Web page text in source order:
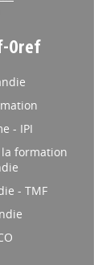
formation